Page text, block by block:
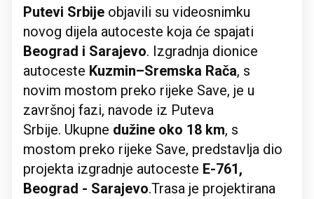
Putevi Srbije objavili su videosnimku
novog dijela autoceste koja će spajati
Beograd i Sarajevo. Izgradnja dionice
autoceste Kuzmin–Sremska Rača, s
novim mostom preko rijeke Save, je u
završnoj fazi, navode iz Puteva
Srbije. Ukupne dužine oko 18 km, s
mostom preko rijeke Save, predstavlja dio
projekta izgradnje autoceste E-761,
Beograd - Sarajevo.Trasa je projektirana